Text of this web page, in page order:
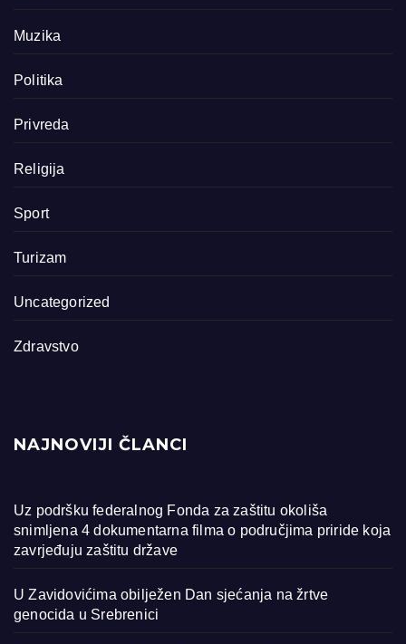
Muzika
Politika
Privreda
Religija
Sport
Turizam
Uncategorized
Zdravstvo
NAJNOVIJI ČLANCI
Uz podršku federalnog Fonda za zaštitu okoliša
snimljena 4 dokumentarna filma o područjima priride koja
zavrjeđuju zaštitu države
U Zavidovićima obilježen Dan sjećanja na žrtve
genocida u Srebrenici